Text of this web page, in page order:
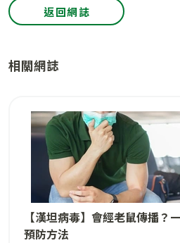
返回網誌
相關網誌
【漢坦病毒】會經老鼠傳播？
預防方法